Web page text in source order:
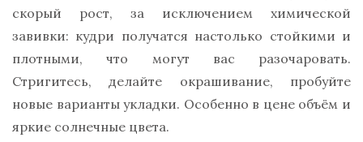
скорый рост, за исключением химической
завивки: кудри получатся настолько стойкими и
плотными, что могут вас разочаровать.
Стригитесь, делайте окрашивание, пробуйте
новые варианты укладки. Особенно в цене объём и
яркие солнечные цвета.